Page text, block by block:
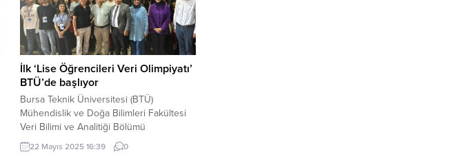
Korunmasına Yönelik Çalışma Toplantısı”,
kamu kurum ve kuruluşları,...
İlk ‘Lise Öğrencileri Veri Olimpiyatı’
BTÜ’de başlıyor
Bursa Teknik Üniversitesi (BTÜ)
Mühendislik ve Doğa Bilimleri Fakültesi
Veri Bilimi ve Analitiği Bölümü
öğrencilerinin kurduğu Veri Bilimi
Topluluğu tarafından organize edilen ve
22 Mayıs 2025 16:39 0